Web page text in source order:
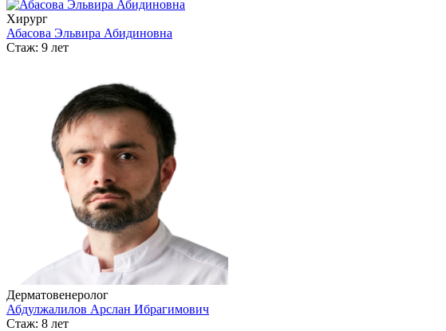
Хирург
Абасова Эльвира Абидиновна
Стаж: 9 лет
Дерматовенеролог
Абдулжалилов Арслан Ибрагимович
Стаж: 8 лет